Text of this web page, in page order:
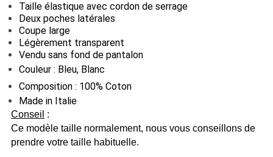
Taille élastique avec cordon de serrage
Deux poches latérales
Coupe large
Légèrement transparent
Vendu sans fond de pantalon
Couleur : Bleu, Blanc
Composition : 100% Coton
Made in Italie
Conseil :
Ce modèle taille normalement, nous vous conseillons de
prendre votre taille habituelle.